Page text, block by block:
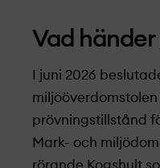
Vad händer
I juni 2026
prövningstillstånd
Mark- och
rörande Kogshult